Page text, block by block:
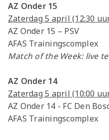
AZ Onder 15
Zaterdag 5 april (12:30
AZ Onder 15 – PSV
AFAS Trainingscomplex
Match of the Week: live
AZ Onder 14
Zaterdag 5 april (10:00
AZ Onder 14 - FC Den
AFAS Trainingscomplex